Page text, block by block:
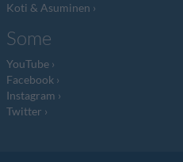
Koti & Asuminen
Some
YouTube
Facebook
Instagram
Twitter